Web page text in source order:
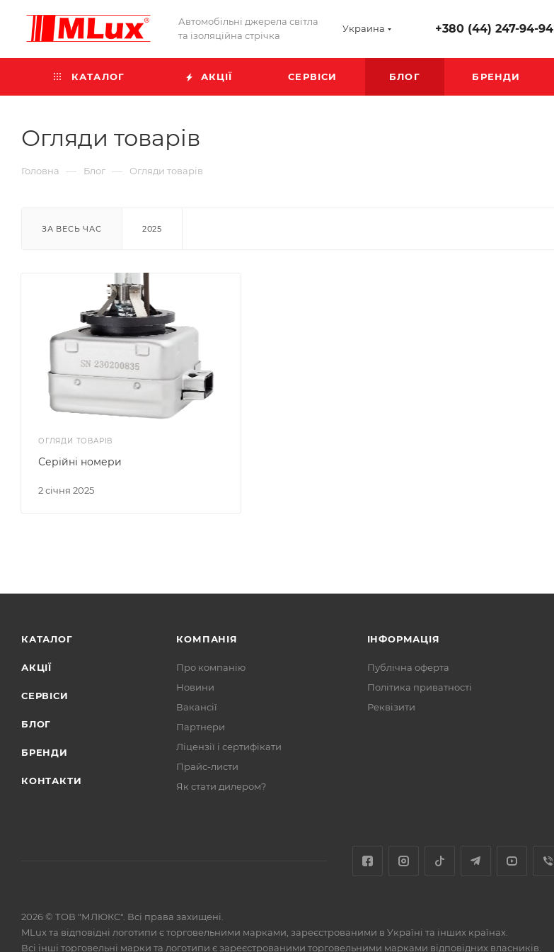
Автомобільні джерела світла
та ізоляційна стрічка
Украина +380 (44) 247-94-94
КАТАЛОГ АКЦІЇ СЕРВІСИ БЛОГ БРЕНДИ
Огляди товарів
Головна — Блог — Огляди товарів
ЗА ВЕСЬ ЧАС 2025
ОГЛЯДИ ТОВАРІВ
2 січня 2025
Серійні номери
КАТАЛОГ
АКЦІЇ
СЕРВІСИ
БЛОГ
БРЕНДИ
КОНТАКТИ
КОМПАНІЯ
Про компанію
Новини
Вакансії
Партнери
Ліцензії і сертифікати
Прайс-листи
Як стати дилером?
ІНФОРМАЦІЯ
Публічна оферта
Політика приватності
Реквізити
2026 © ТОВ "МЛЮКС". Всі права захищені.
MLux та відповідні логотипи є торговельними марками, зареєстрованими в Україні та інших країнах.
Всі інші торговельні марки та логотипи є зареєстрованими торговельними марками відповідних власників.